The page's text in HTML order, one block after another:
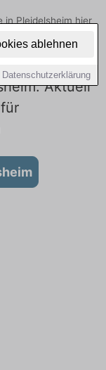
ablehnen
Datenschutzerklärung
in Pleidelsheim hier
von Top-
Aktuell